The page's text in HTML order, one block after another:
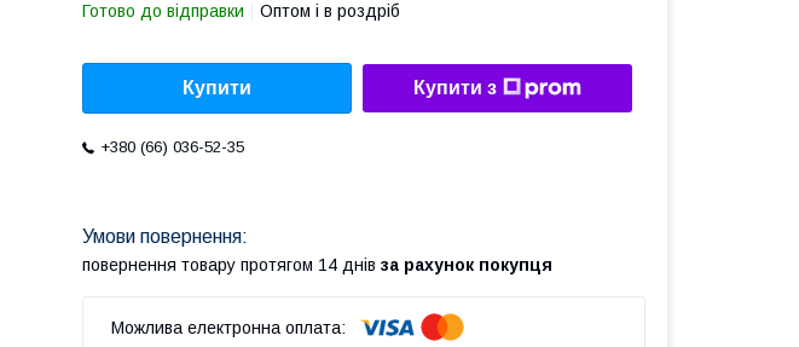
Готово до відправки Оптом і в роздріб
Купити Купити з
+380 (66) 036-52-35
повернення товару протягом 14 днів за рахунок покупця